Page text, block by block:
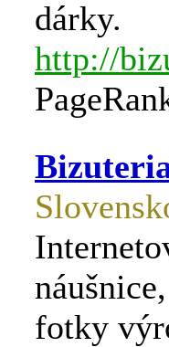
dárky.
http://
fotky